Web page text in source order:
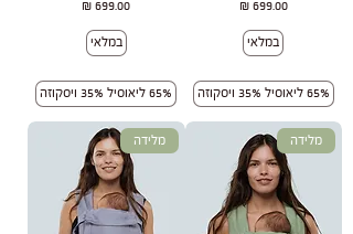
מחיר‏699.00 ‏₪
במלאי
65% ליאוסיל 35% ויסקוזה
מחיר
במלאי
65% ליאוסיל 35% ויסקוזה
מלידה מלידה